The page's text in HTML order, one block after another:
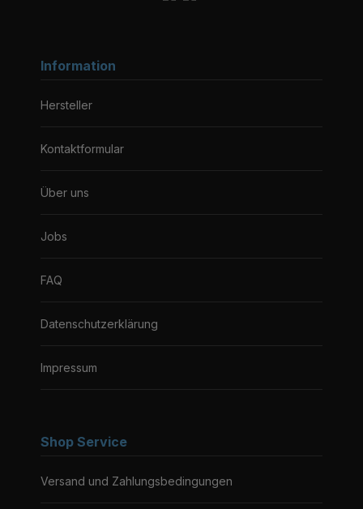
Information
Hersteller
Kontaktformular
Über uns
Jobs
FAQ
Datenschutzerklärung
Impressum
Shop Service
Versand und Zahlungsbedingungen